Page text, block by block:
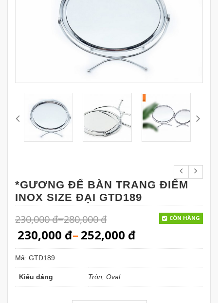
*GƯƠNG ĐỂ BÀN TRANG ĐIỂM
INOX SIZE ĐẠI GTD189
230,000đ–280,000đ
230,000 đ– 252,000 đ
CÒN HÀNG
Mã: GTD189
Kiểu dáng Tròn, Oval